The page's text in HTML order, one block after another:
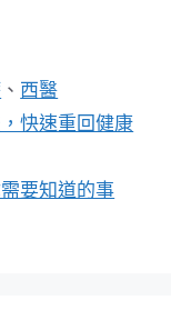
、 西醫
快速重回健康
要知道的事